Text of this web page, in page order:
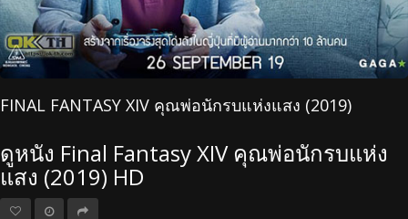
FINAL FANTASY XIV คุณพ่อนักรบแห่งแสง (2019)
ดูหนัง Final Fantasy XIV คุณพ่อนักรบแห่ง
แสง (2019) HD